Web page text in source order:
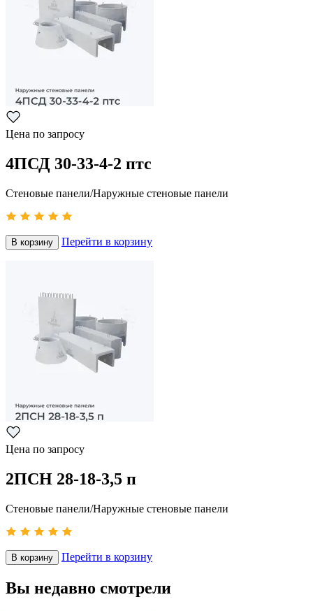
Цена по запросу
4ПСД 30-33-4-2 птс
Стеновые панели/Наружные стеновые панели
В корзину Перейти в корзину
Цена по запросу
2ПСН 28-18-3,5 п
Стеновые панели/Наружные стеновые панели
В корзину Перейти в корзину
Вы недавно смотрели